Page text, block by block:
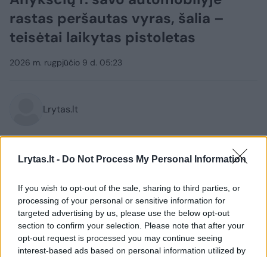
Lrytas.lt - Do Not Process My Personal Information
If you wish to opt-out of the sale, sharing to third parties, or
processing of your personal or sensitive information for
targeted advertising by us, please use the below opt-out
section to confirm your selection. Please note that after your
opt-out request is processed you may continue seeing
interest-based ads based on personal information utilized by
rastas peršautas vyras, šalia –
teisėtai laikytas pistoletas
2026 m. rugpjūčio 9 d. 05:23
Lrytas.lt
Į Vilniaus medikų rankas pateko vyras su
šautine žaizda. Vyriškis rastas savo